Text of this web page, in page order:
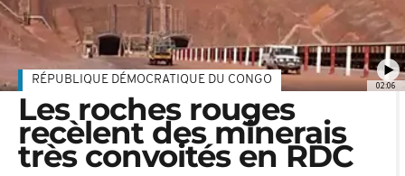
02:06
RÉPUBLIQUE DÉMOCRATIQUE DU CONGO
Les roches rouges
recèlent des minerais
très convoités en RDC